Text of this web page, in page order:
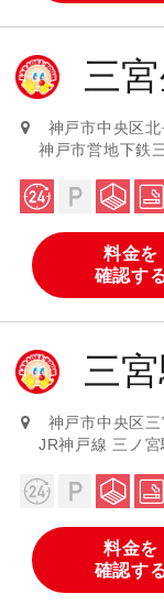
三
神戸市中央区
神戸市営地下鉄
料金を
確認す
三
神戸市中央区
JR神戸線 三ノ
料金を
確認す